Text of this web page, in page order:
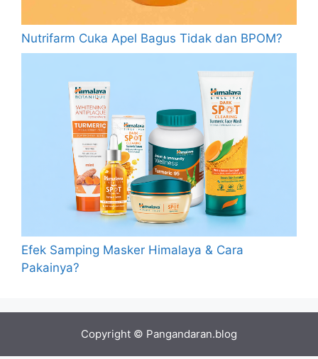
Nutrifarm Cuka Apel Bagus Tidak dan BPOM?
Efek Samping Masker Himalaya & Cara
Pakainya?
Copyright © Pangandaran.blog